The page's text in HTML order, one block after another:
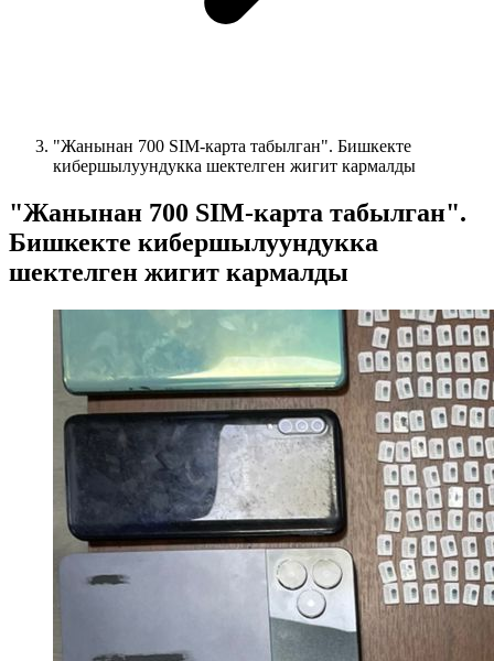
"Жанынан 700 SIM-карта табылган". Бишкекте
кибершылуундукка шектелген жигит кармалды
"Жанынан 700 SIM-карта табылган".
Бишкекте кибершылуундукка
шектелген жигит кармалды